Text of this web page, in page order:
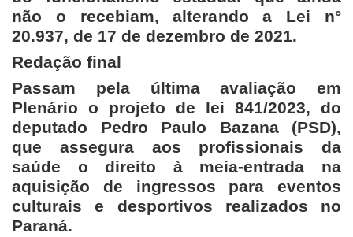
não o recebiam, alterando a Lei n°
20.937, de 17 de dezembro de 2021.
Redação final
Passam pela última avaliação em
Plenário o projeto de lei 841/2023, do
deputado Pedro Paulo Bazana (PSD),
que assegura aos profissionais da
saúde o direito à meia-entrada na
aquisição de ingressos para eventos
culturais e desportivos realizados no
Paraná.